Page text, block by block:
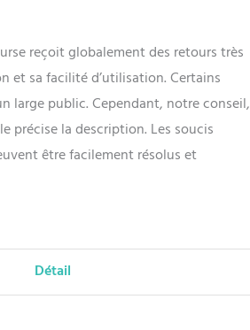
reçoit globalement des retours très
et sa facilité d’utilisation. Certains
large public. Cependant, notre conseil,
précise la description. Les soucis
être facilement résolus et
Détail